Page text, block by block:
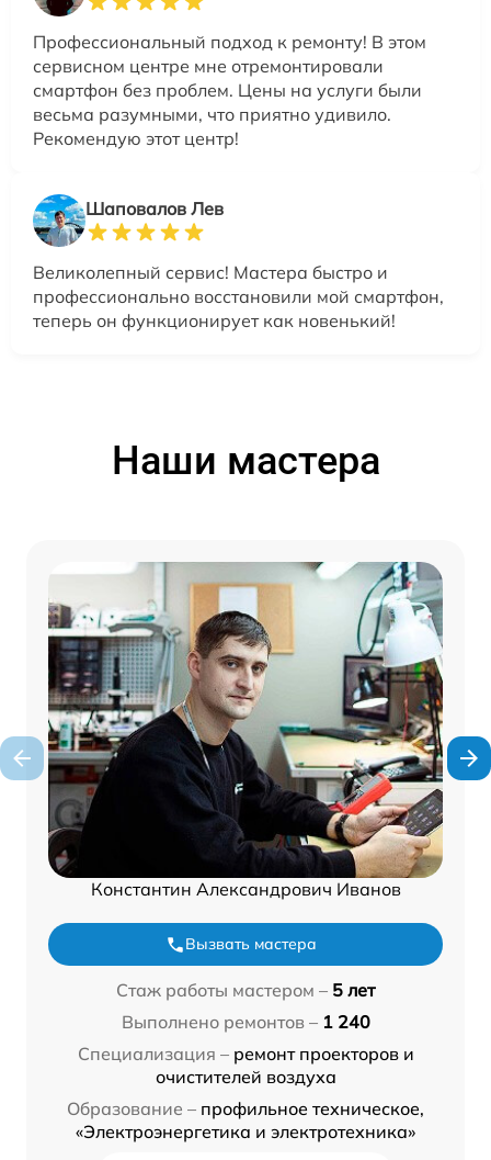
Профессиональный подход к ремонту! В этом
сервисном центре мне отремонтировали
смартфон без проблем. Цены на услуги были
весьма разумными, что приятно удивило.
Рекомендую этот центр!
Шаповалов Лев
Великолепный сервис! Мастера быстро и
профессионально восстановили мой смартфон,
теперь он функционирует как новенький!
Наши мастера
Константин Александрович Иванов
Вызвать мастера
Стаж работы мастером – 5 лет
Выполнено ремонтов – 1 240
Специализация – ремонт проекторов и
очистителей воздуха
Образование – профильное техническое,
«Электроэнергетика и электротехника»